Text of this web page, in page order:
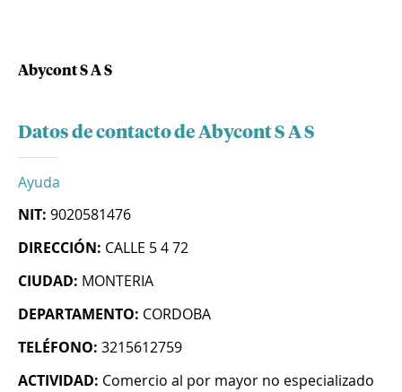
Abycont S A S
Datos de contacto de Abycont S A S
Ayuda
NIT: 9020581476
DIRECCIÓN: CALLE 5 4 72
CIUDAD: MONTERIA
DEPARTAMENTO: CORDOBA
TELÉFONO: 3215612759
ACTIVIDAD: Comercio al por mayor no especializado